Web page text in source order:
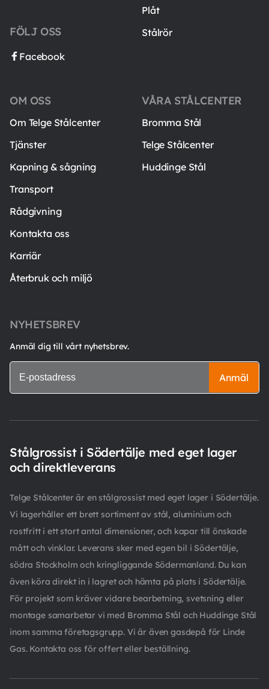
FÖLJ OSS
Facebook
Plåt
Stålrör
VÅRA STÅLCENTER
Bromma Stål
Telge Stålcenter
Huddinge Stål
OM OSS
Om Telge Stålcenter
Tjänster
Kapning & sågning
Transport
Rådgivning
Kontakta oss
Karriär
Återbruk och miljö
NYHETSBREV
Anmäl dig till vårt nyhetsbrev.
Anmäl
Stålgrossist i Södertälje med eget lager
och direktleverans
Telge Stålcenter är en stålgrossist med eget lager i Södertälje.
Vi lagerhåller ett brett sortiment av stål, aluminium och
rostfritt i ett stort antal dimensioner, och kapar till önskade
mått och vinklar. Leverans sker med egen bil i Södertälje,
södra Stockholm och kringliggande Södermanland. Du kan
även köra direkt in i lagret och hämta på plats i Södertälje.
För projekt som kräver vidare bearbetning, svetsning eller
montage samarbetar vi med Bromma Stål och Huddinge Stål
inom samma företagsgrupp. Vi är även gasdepå för Linde
Gas. Kontakta oss för offert eller beställning.